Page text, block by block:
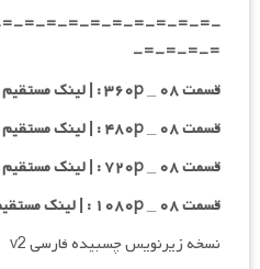
=-=-=-=-=-=-=-=-=-
=-=-=-=-
قسمت ۰۸ _ ۳۶۰p : | لینک مستقیم |
قسمت ۰۸ _ ۴۸۰p : | لینک مستقیم |
قسمت ۰۸ _ ۷۲۰p : | لینک مستقیم |
قسمت ۰۸ _ ۱۰۸۰p : | لینک مستقیم |
نسخه زیرنویس چسبیده فارسی v2